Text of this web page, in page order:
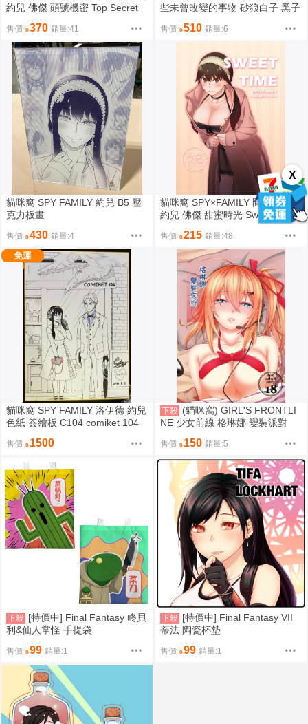
X
約兒 佛傑 頭號機密 Top Secret
售價 370 銷量:41
些未曾改變的事物 砂狼白子 黑子
售價 510 銷量:6
貓咪窩 SPY FAMILY 約兒 B5 壓
克力板畫
售價 430 銷量:4
貓咪窩 SPY×FAMILY 間諜家家酒
約兒 佛傑 甜蜜時光 Sweet Time
售價 215 銷量:48
免運
貓咪窩 SPY FAMILY 洛伊德 約兒
色紙 簽繪板 C104 comiket 104
售價 1500
下殺 (貓咪窩) GIRL'S FRONTLI
NE 少女前線 格琳娜 變裝派對
售價 150 銷量:5
下殺 [特價中] Final Fantasy 咚貝
利&仙人掌怪 手提袋
售價 99 銷量:1
下殺 [特價中] Final Fantasy VII
蒂法 陶瓷杯墊
售價 99 銷量:1